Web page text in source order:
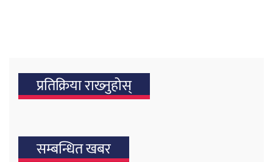
प्रतिक्रिया राख्‍नुहोस्
सम्बन्धित खबर